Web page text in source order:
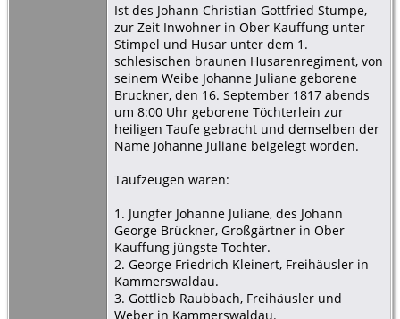
Ist des Johann Christian Gottfried Stumpe,
zur Zeit Inwohner in Ober Kauffung unter
Stimpel und Husar unter dem 1.
schlesischen braunen Husarenregiment, von
seinem Weibe Johanne Juliane geborene
Bruckner, den 16. September 1817 abends
um 8:00 Uhr geborene Töchterlein zur
heiligen Taufe gebracht und demselben der
Name Johanne Juliane beigelegt worden.
Taufzeugen waren:
1. Jungfer Johanne Juliane, des Johann
George Brückner, Großgärtner in Ober
Kauffung jüngste Tochter.
2. George Friedrich Kleinert, Freihäusler in
Kammerswaldau.
3. Gottlieb Raubbach, Freihäusler und
Weber in Kammerswaldau.